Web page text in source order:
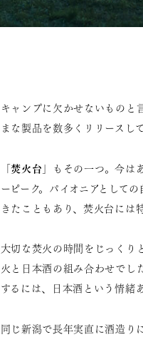
キャンプに欠かせないものと
まな製品を数多くリリースし
「焚火台 」もその一つ。今は
ーピーク。パイオニアとして
きたこともあり、焚火台には
大切な焚火の時間をじっく
火と日本酒の組み合わせでし
するには、日本酒という情緒
同じ新潟で長年実直に酒造り